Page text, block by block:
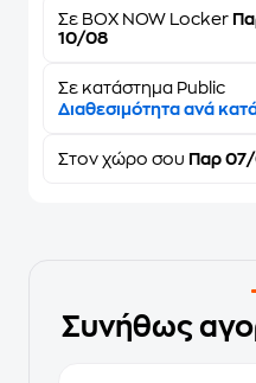
Σε BOX NOW Locker
10/08
Σε κατάστημα Public
Διαθεσιμότητα ανά
Στον χώρο σου Παρ
Συνήθως